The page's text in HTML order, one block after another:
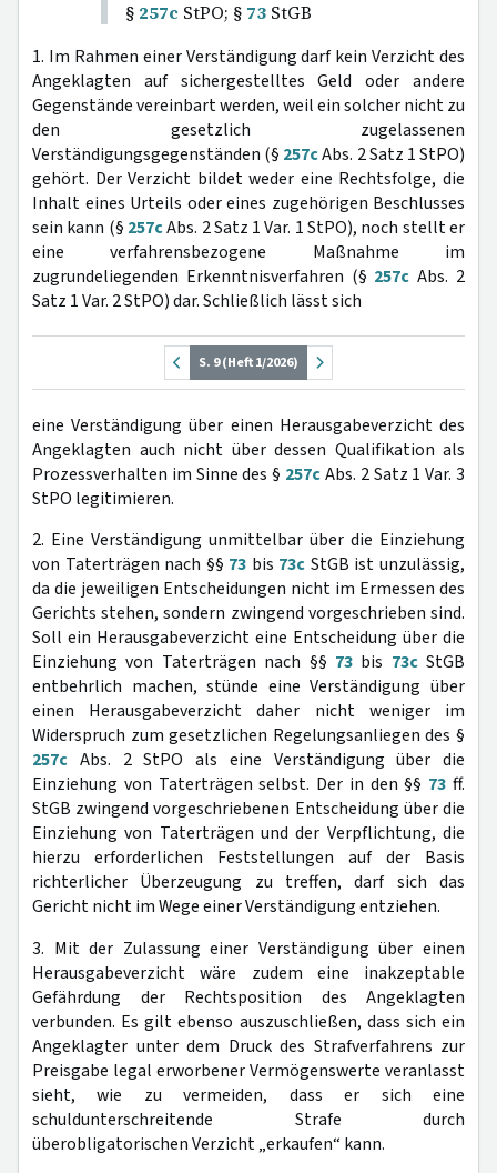
§ 257c StPO; § 73 StGB
1. Im Rahmen einer Verständigung darf kein Verzicht des
Angeklagten auf sichergestelltes Geld oder andere
Gegenstände vereinbart werden, weil ein solcher nicht zu
den gesetzlich zugelassenen
Verständigungsgegenständen (§ 257cAbs. 2 Satz 1 StPO)
gehört. Der Verzicht bildet weder eine Rechtsfolge, die
Inhalt eines Urteils oder eines zugehörigen Beschlusses
sein kann (§ 257cAbs. 2 Satz 1 Var. 1 StPO), noch stellt er
eine verfahrensbezogene Maßnahme im
zugrundeliegenden Erkenntnisverfahren (§ 257c Abs. 2
Satz 1 Var. 2 StPO) dar. Schließlich lässt sich
S. 9 (Heft 1/2026)
eine Verständigung über einen Herausgabeverzicht des
Angeklagten auch nicht über dessen Qualifikation als
Prozessverhalten im Sinne des § 257cAbs. 2 Satz 1 Var. 3
StPO legitimieren.
2. Eine Verständigung unmittelbar über die Einziehung
von Taterträgen nach §§ 73 bis 73c StGB ist unzulässig,
da die jeweiligen Entscheidungen nicht im Ermessen des
Gerichts stehen, sondern zwingend vorgeschrieben sind.
Soll ein Herausgabeverzicht eine Entscheidung über die
Einziehung von Taterträgen nach §§ 73bis 73cStGB
entbehrlich machen, stünde eine Verständigung über
einen Herausgabeverzicht daher nicht weniger im
Widerspruch zum gesetzlichen Regelungsanliegen des §
257c Abs. 2 StPO als eine Verständigung über die
Einziehung von Taterträgen selbst. Der in den §§ 73 ff.
StGB zwingend vorgeschriebenen Entscheidung über die
Einziehung von Taterträgen und der Verpflichtung, die
hierzu erforderlichen Feststellungen auf der Basis
richterlicher Überzeugung zu treffen, darf sich das
Gericht nicht im Wege einer Verständigung entziehen.
3. Mit der Zulassung einer Verständigung über einen
Herausgabeverzicht wäre zudem eine inakzeptable
Gefährdung der Rechtsposition des Angeklagten
verbunden. Es gilt ebenso auszuschließen, dass sich ein
Angeklagter unter dem Druck des Strafverfahrens zur
Preisgabe legal erworbener Vermögenswerte veranlasst
sieht, wie zu vermeiden, dass er sich eine
schuldunterschreitende Strafe durch
überobligatorischen Verzicht „erkaufen“ kann.